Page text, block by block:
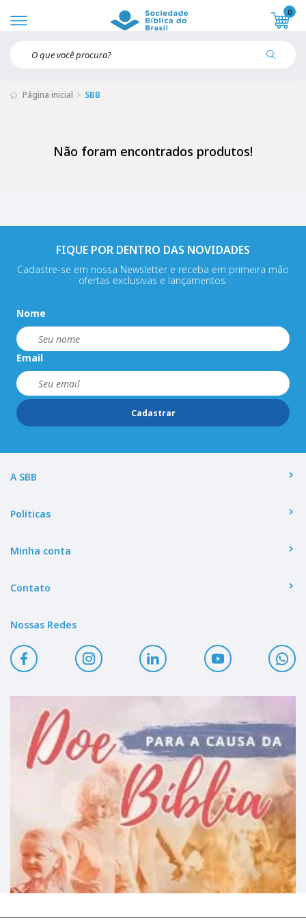
0
Página inicial SBB
Não foram encontrados produtos!
FIQUE POR DENTRO DAS NOVIDADES
Cadastre-se em nossa Newsletter e receba em primeira mão
ofertas exclusivas e lançamentos.
Nome
Email
Cadastrar
A SBB
Políticas
Minha conta
Contato
Nossas Redes